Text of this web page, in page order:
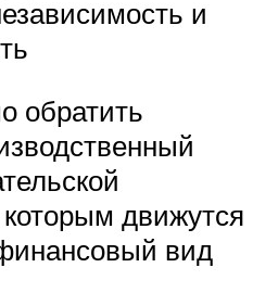
и
обратить
движутся
вид